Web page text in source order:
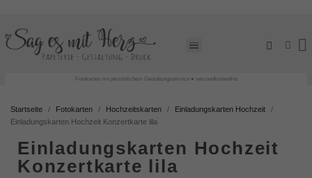
Fotokarten mit persönlichem Gestaltungsservice ♥ versandkostenfrei
Startseite Fotokarten Hochzeitskarten
Einladungskarten Hochzeit
Einladungskarten Hochzeit Konzertkarte lila
Einladungskarten Hochzeit
Konzertkarte lila